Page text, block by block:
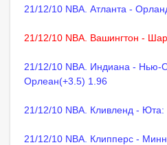
21/12/10 NBA. Атланта -
21/12/10 NBA. Вашингтон -
21/12/10 NBA. Индиана - Нью-
Орлеан(+3.5) 1.96
21/12/10 NBA. Кливленд -
21/12/10 NBA. Клипперс -